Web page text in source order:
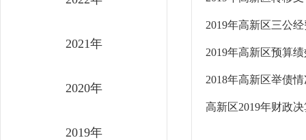
2021年
2020年
2019年
2019年高新区三公
2019年高新区预算
2018年高新区举债
高新区2019年财政